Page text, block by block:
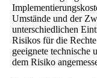
Umstände und der
unterschiedlichen
Risikos für die
geeignete technische
dem Risiko